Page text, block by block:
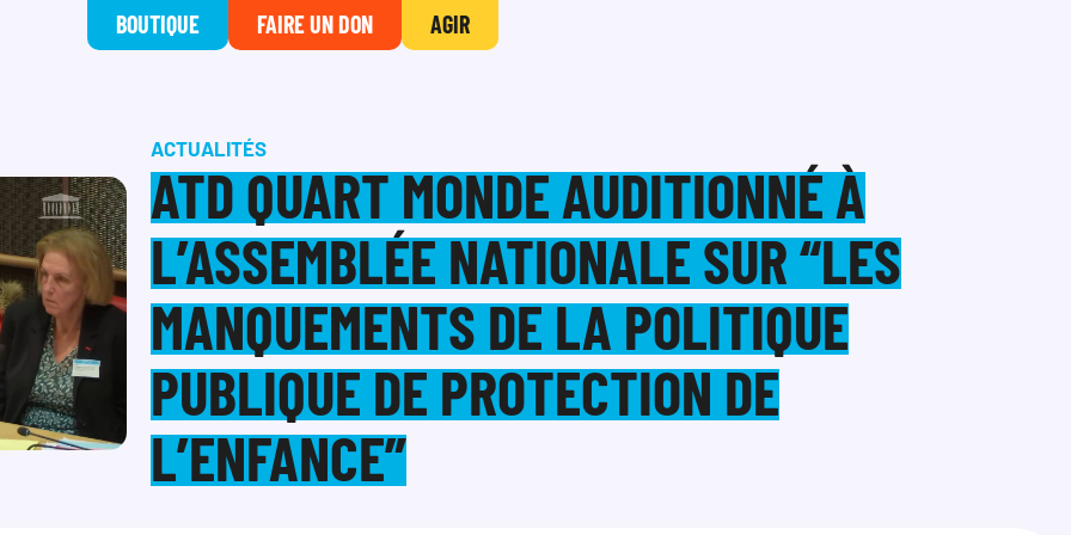
BOUTIQUE FAIRE UN DON AGIR
ACTUALITÉS
ATD QUART MONDE AUDITIONNÉ À
L’ASSEMBLÉE NATIONALE SUR “LES
MANQUEMENTS DE LA POLITIQUE
PUBLIQUE DE PROTECTION DE
L’ENFANCE”